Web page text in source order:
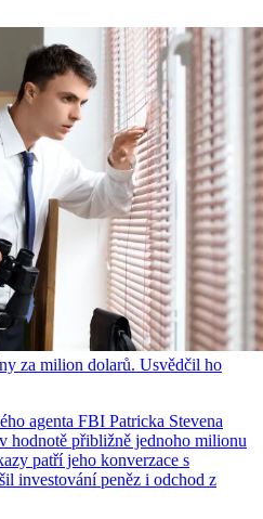
za milion dolarů. Usvědčil ho
agenta FBI Patricka Stevena
hodnotě přibližně jednoho milionu
patří jeho konverzace s
investování peněz i odchod z